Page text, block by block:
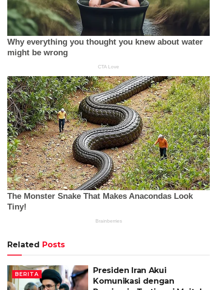
Related Posts
BERITA
Presiden Iran Akui
Komunikasi dengan